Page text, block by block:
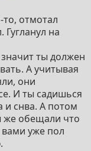
отмотал
Гугланул на
ты должен
А учитывая
они
И ты садишься
и снва. А потом
же обещали что
уже пол